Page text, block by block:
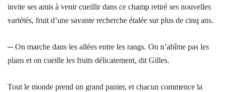
invite ses amis à venir cueillir dans ce champ retiré ses nouvelles
variétés, fruit d’une savante recherche étalée sur plus de cinq ans.
─ On marche dans les allées entre les rangs. On n’abîme pas les
plans et on cueille les fruits délicatement, dit Gilles.
Tout le monde prend un grand panier, et chacun commence la